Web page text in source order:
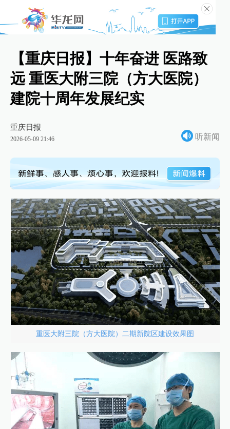
【重庆日报】十年奋进 医路致
远 重医大附三院（方大医院）
建院十周年发展纪实
重庆日报
2026-05-09 21:46 听新闻
重医大附三院（方大医院）二期新院区建设效果图